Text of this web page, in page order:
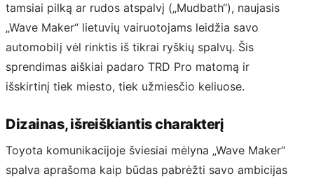
tamsiai pilką ar rudos atspalvį („Mudbath“), naujasis
„Wave Maker“ lietuvių vairuotojams leidžia savo
automobilį vėl rinktis iš tikrai ryškių spalvų. Šis
sprendimas aiškiai padaro TRD Pro matomą ir
išskirtinį tiek miesto, tiek užmiesčio keliuose.
Dizainas, išreiškiantis charakterį
Toyota komunikacijoje šviesiai mėlyna „Wave Maker“
spalva aprašoma kaip būdas pabrėžti savo ambicijas